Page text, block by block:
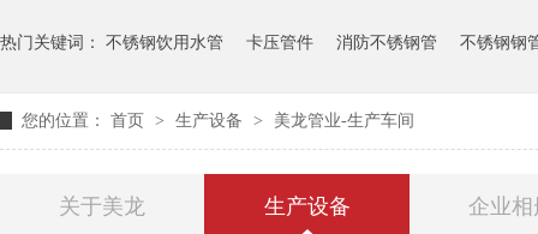
热门关键词： 不锈钢饮用水管 卡压管件 消防不锈钢管 不锈钢钢
您的位置： 首页 > 生产设备 > 美龙管业-生产车间
关于美龙 生产设备 企业相